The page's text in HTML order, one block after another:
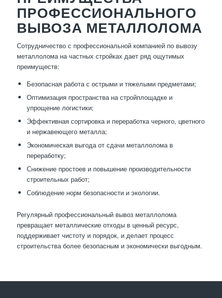
ПРОФЕССИОНАЛЬНОГО
ВЫВОЗА МЕТАЛЛОЛОМА
Сотрудничество с профессиональной компанией по вывозу
металлолома на частных стройках дает ряд ощутимых
преимуществ:
Безопасная работа с острыми и тяжелыми предметами;
Оптимизация пространства на стройплощадке и
упрощение логистики;
Эффективная сортировка и переработка черного, цветного
и нержавеющего металла;
Экономическая выгода от сдачи металлолома в
переработку;
Снижение простоев и повышение производительности
строительных работ;
Соблюдение норм безопасности и экологии.
Регулярный профессиональный вывоз металлолома
превращает металлические отходы в ценный ресурс,
поддерживает чистоту и порядок, и делает процесс
строительства более безопасным и экономически выгодным.